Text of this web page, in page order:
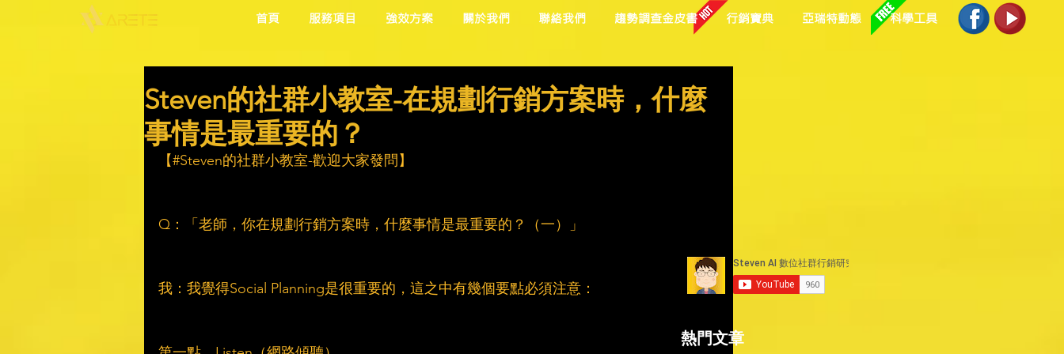
首頁 服務項目 強效方案 關於我們 聯絡我們 趨勢調查金皮書 行銷寶典 亞瑞特動態 科學工具
Steven的社群小教室-在規劃行銷方案時，什麼
事情是最重要的？
【#Steven的社群小教室-歡迎大家發問】
Q：「老師，你在規劃行銷方案時，什麼事情是最重要的？（一）」
我：我覺得Social Planning是很重要的，這之中有幾個要點必須注意：
熱門文章